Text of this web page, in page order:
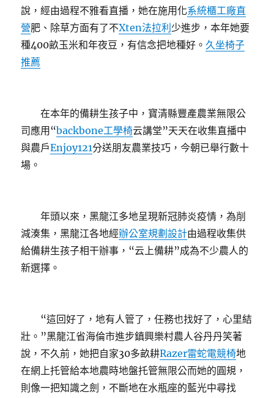
說，經由過程不雅看直播，她在施用化系統櫃工廠直
營肥、除草方面有了不Xten法拉利 少進步，本年她要
種400畝玉米和年夜豆，有信念把地種好。久坐椅子
推薦
在本年的備耕生孩子中，寶清縣豐產農業無限公
司應用“backbone工學椅云講堂”天天在收集直播中
與農戶Enjoy121分送朋友農業技巧，今朝已舉行數十
場。
年頭以來，黑龍江多地呈現新冠肺炎疫情，為削
減湊集，黑龍江各地經辦公室規劃設計由過程收集供
給備耕生孩子相干辦事，“云上備耕”成為不少農人的
新選擇。
“這回好了，地有人管了，任務也找好了，心里結
壯。”黑龍江省海倫市進步鎮興樂村農人谷丹丹笑著
說，不久前，她把自家30多畝耕Razer雷蛇電競椅地
在網上托管給本地農時地盤托管無限公而她的圓規，
則像一把知識之劍，不斷地在水瓶座的藍光中尋找